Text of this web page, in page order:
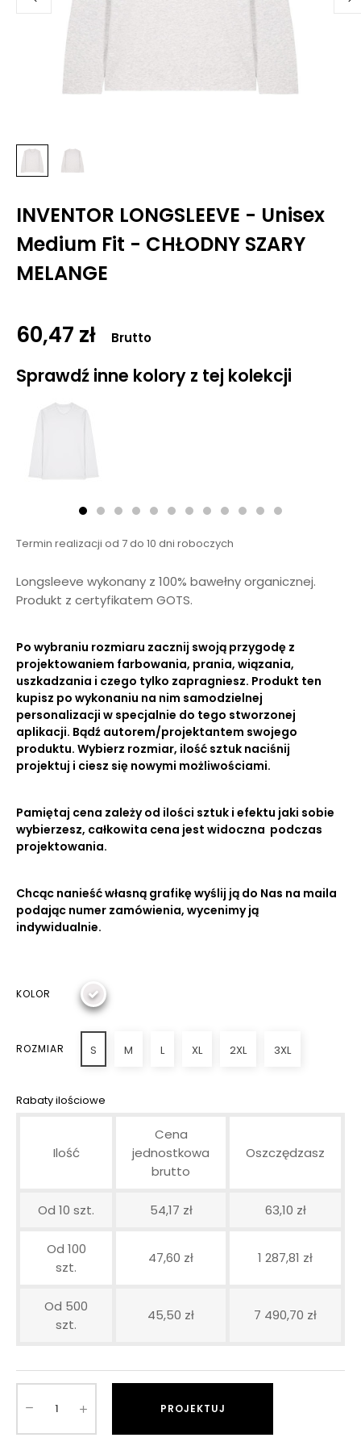
INVENTOR LONGSLEEVE - Unisex
Medium Fit - CHŁODNY SZARY
MELANGE
60,47 zł Brutto
Sprawdź inne kolory z tej kolekcji
Termin realizacji od 7 do 10 dni roboczych
Longsleeve wykonany z 100% bawełny organicznej.
Produkt z certyfikatem GOTS.
Po wybraniu rozmiaru zacznij swoją przygodę z
projektowaniem farbowania, prania, wiązania,
uszkadzania i czego tylko zapragniesz. Produkt ten
kupisz po wykonaniu na nim samodzielnej
personalizacji w specjalnie do tego stworzonej
aplikacji. Bądź autorem/projektantem swojego
produktu. Wybierz rozmiar, ilość sztuk naciśnij
projektuj i ciesz się nowymi możliwościami.
Pamiętaj cena zależy od ilości sztuk i efektu jaki sobie
wybierzesz, całkowita cena jest widoczna podczas
projektowania.
Chcąc nanieść własną grafikę wyślij ją do Nas na maila
podając numer zamówienia, wycenimy ją
indywidualnie.
KOLOR
ROZMIAR S M L XL 2XL 3XL
Rabaty ilościowe
Ilość
Cena
jednostkowa
brutto
Oszczędzasz
Od 10 szt. 54,17 zł 63,10 zł
Od 100
szt.
47,60 zł 1 287,81 zł
Od 500
szt.
45,50 zł 7 490,70 zł
PROJEKTUJ